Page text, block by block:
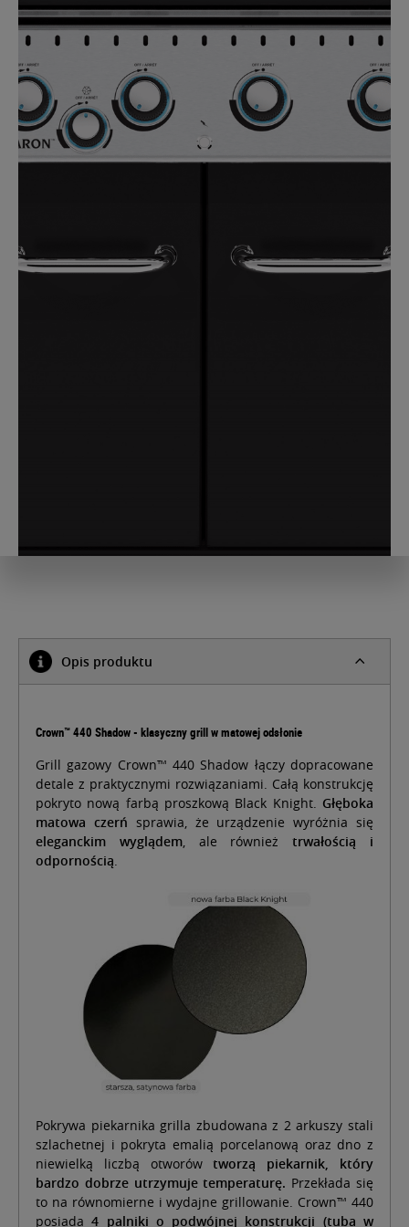
Opis produktu
Crown™ 440 Shadow - klasyczny grill w matowej odsłonie
Grill gazowy Crown™ 440 Shadow łączy dopracowane
detale z praktycznymi rozwiązaniami. Całą konstrukcję
pokryto nową farbą proszkową Black Knight. Głęboka
matowa czerń sprawia, że urządzenie wyróżnia się
eleganckim wyglądem, ale równieżtrwałością i
odpornością.
Pokrywa piekarnika grilla zbudowana z 2 arkuszy stali
szlachetnej i pokryta emalią porcelanową oraz dno z
niewielką liczbą otworówtworzą piekarnik, który
bardzo dobrze utrzymuje temperaturę. Przekłada się
to na równomierne i wydajne grillowanie. Crown™ 440
posiada4 palniki o podwójnej konstrukcji (tuba w